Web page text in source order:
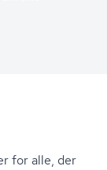
for alle, der